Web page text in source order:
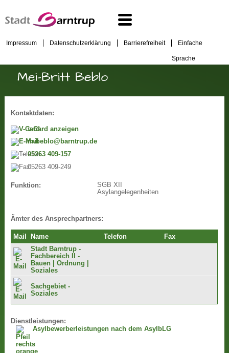
Impressum Datenschutzerklärung Barrierefreiheit Einfache
Sprache
Mei-Britt Beblo
Kontaktdaten:
v-Card anzeigen
m.beblo@barntrup.de
05263 409-157
05263 409-249
Funktion:
SGB XII
Asylangelegenheiten
Ämter des Ansprechpartners:
Mail Name Telefon
Fax
Stadt Barntrup -
Fachbereich II -
Bauen | Ordnung |
Soziales
Sachgebiet -
Soziales
Dienstleistungen:
Asylbewerberleistungen nach dem AsylbLG